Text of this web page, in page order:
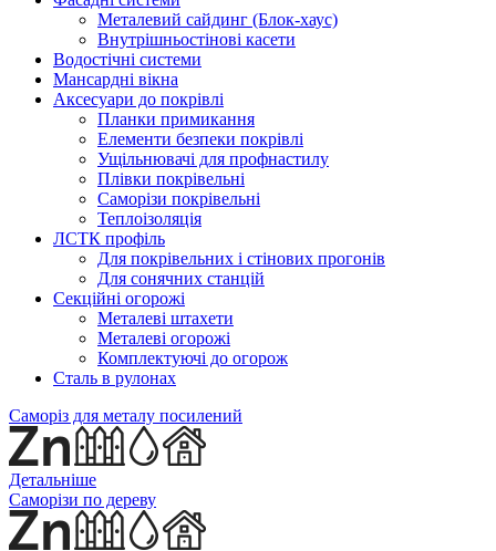
Металевий сайдинг (Блок-хаус)
Внутрішньостінові касети
Водостічні системи
Мансардні вікна
Аксесуари до покрівлі
Планки примикання
Елементи безпеки покрівлі
Ущільнювачі для профнастилу
Плівки покрівельні
Саморізи покрівельні
Теплоізоляція
ЛСТК профіль
Для покрівельних і стінових прогонів
Для сонячних станцій
Секційні огорожі
Металеві штахети
Металеві огорожі
Комплектуючі до огорож
Сталь в рулонах
Саморіз для металу посилений
Детальніше
Саморізи по дереву